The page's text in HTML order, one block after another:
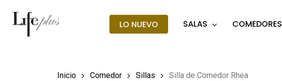
LO NUEVO SALAS COMEDORES
Inicio Comedor Sillas Silla de Comedor Rhea